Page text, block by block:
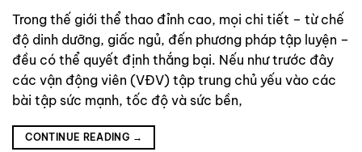
các bài tập sức mạnh, tốc độ và sức bền,
Trong thế giới thể thao đỉnh cao, mọi chi tiết – từ chế
độ dinh dưỡng, giấc ngủ, đến phương pháp tập luyện –
đều có thể quyết định thắng bại. Nếu như trước đây
các vận động viên (VĐV) tập trung chủ yếu vào các
bài tập sức mạnh, tốc độ và sức bền,
CONTINUE READING →